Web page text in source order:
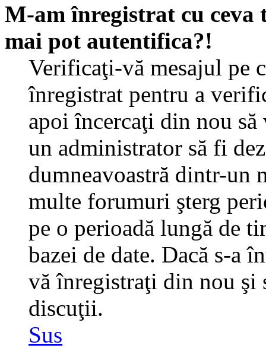
M-am înregistrat cu
mai pot autentifica?!
Verificaţi-vă mesajul pe
înregistrat pentru a
apoi încercaţi din nou
un administrator să fi
dumneavoastră dintr-un
multe forumuri şterg
pe o perioadă lungă de
bazei de date. Dacă s-a
vă înregistraţi din nou
discuţii.
Sus